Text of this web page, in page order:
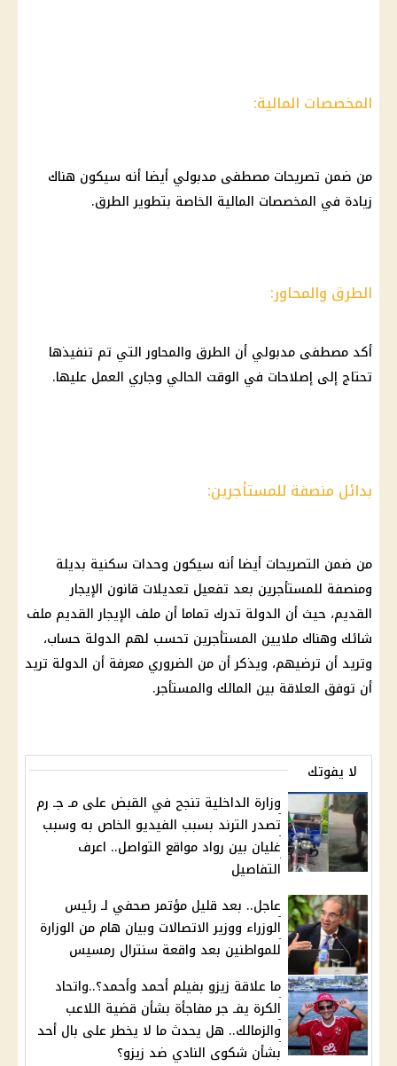
المخصصات المالية:
من ضمن تصريحات مصطفى مدبولي أيضا أنه سيكون هناك
زيادة في المخصصات المالية الخاصة بتطوير الطرق.
الطرق والمحاور:
أكد مصطفى مدبولي أن الطرق والمحاور التي تم تنفيذها
تحتاج إلى إصلاحات في الوقت الحالي وجاري العمل عليها.
بدائل منصفة للمستأجرين:
من ضمن التصريحات أيضا أنه سيكون وحدات سكنية بديلة
ومنصفة للمستأجرين بعد تفعيل تعديلات قانون الإيجار
القديم، حيث أن الدولة تدرك تماما أن ملف الإيجار القديم ملف
شائك وهناك ملايين المستأجرين تحسب لهم الدولة حساب،
وتريد أن ترضيهم، ويذكر أن من الضروري معرفة أن الدولة تريد
أن توفق العلاقة بين المالك والمستأجر.
لا يفوتك
وزارة الداخلية تنجح في القبض على مـ جـ رم
تصدر الترند بسبب الفيديو الخاص به وسبب
غليان بين رواد مواقع التواصل.. اعرف
التفاصيل
عاجل.. بعد قليل مؤتمر صحفي لـ رئيس
الوزراء ووزير الاتصالات وبيان هام من الوزارة
للمواطنين بعد واقعة سنترال رمسيس
ما علاقة زيزو بفيلم أحمد وأحمد؟..واتحاد
الكرة يفـ جر مفاجأة بشأن قضية اللاعب
والزمالك.. هل يحدث ما لا يخطر على بال أحد
بشأن شكوى النادي ضد زيزو؟